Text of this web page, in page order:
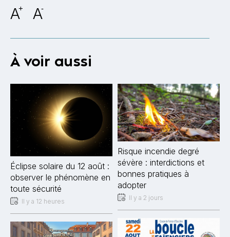
A+ A-
À voir aussi
Éclipse solaire du 12 août :
observer le phénomène en
toute sécurité
Il y a 12 heures
Risque incendie degré
sévère : interdictions et
bonnes pratiques à
adopter
Il y a 2 jours